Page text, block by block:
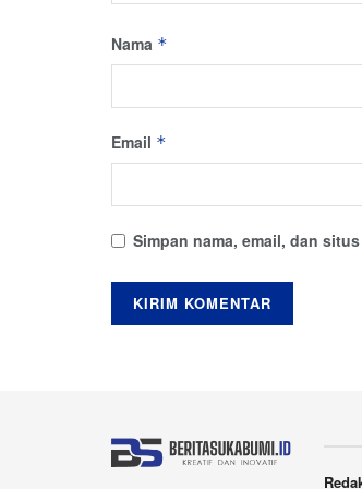
Nama *
Email *
Simpan nama, email, dan